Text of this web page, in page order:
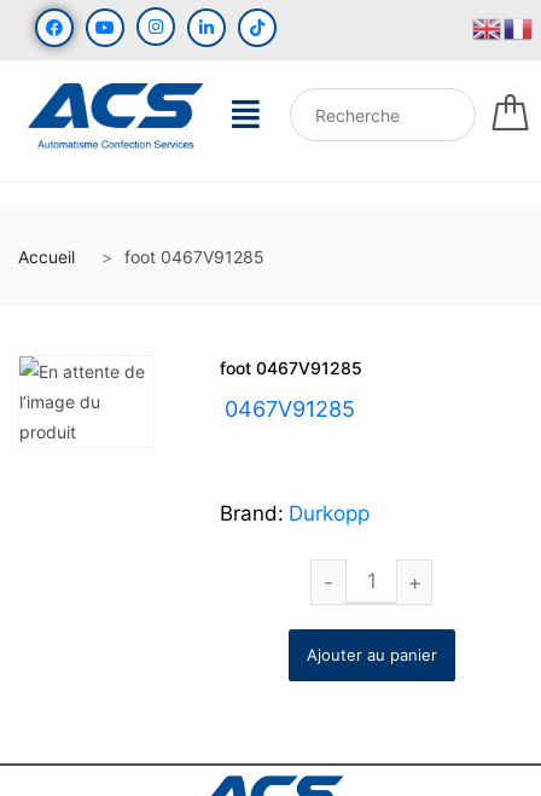
Accueil foot 0467V91285
foot 0467V91285
0467V91285
Brand: Durkopp
Ajouter au panier